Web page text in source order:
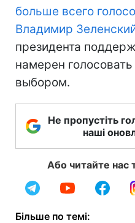
больше всего
Владимир
президента
намерен
выбором.
Не пропустіть
наші
Або читайте нас
Більше по темі: